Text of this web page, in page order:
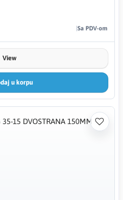
Sa PDV-om
View
u korpu